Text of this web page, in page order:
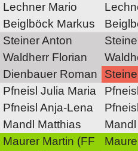
Lechner Mario
Beiglböck Markus
Steiner Anton
Waldherr Florian
Dienbauer Roman
Pfneisl Julia Maria
Pfneisl Anja-Lena
Mandl Matthias
Maurer Martin (FF